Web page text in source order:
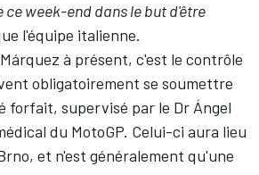
week-end dans le but d'être
l'équipe italienne.
à présent, c'est le contrôle
obligatoirement se soumettre
forfait, supervisé par le Dr Ángel
du MotoGP. Celui-ci aura lieu
et n'est généralement qu'une